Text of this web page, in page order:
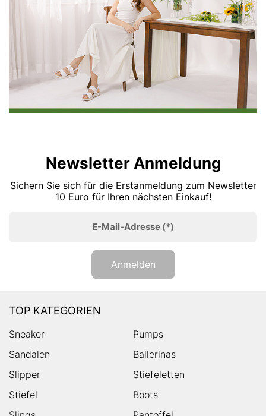
Newsletter Anmeldung
Sichern Sie sich für die Erstanmeldung zum Newsletter
10 Euro für Ihren nächsten Einkauf!
E-Mail-Adresse (*)
Anmelden
TOP KATEGORIEN
Sneaker
Pumps
Sandalen
Ballerinas
Slipper
Stiefeletten
Stiefel
Boots